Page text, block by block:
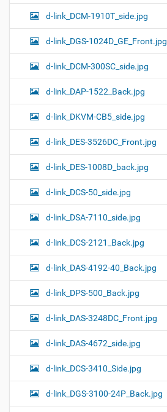
d-link_DCM-1910T_side.jpg
d-link_DGS-1024D_GE_Front.jpg
d-link_DCM-300SC_side.jpg
d-link_DAP-1522_Back.jpg
d-link_DKVM-CB5_side.jpg
d-link_DES-3526DC_Front.jpg
d-link_DES-1008D_back.jpg
d-link_DCS-50_side.jpg
d-link_DSA-7110_side.jpg
d-link_DCS-2121_Back.jpg
d-link_DAS-4192-40_Back.jpg
d-link_DPS-500_Back.jpg
d-link_DAS-3248DC_Front.jpg
d-link_DAS-4672_side.jpg
d-link_DCS-3410_Side.jpg
d-link_DGS-3100-24P_Back.jpg